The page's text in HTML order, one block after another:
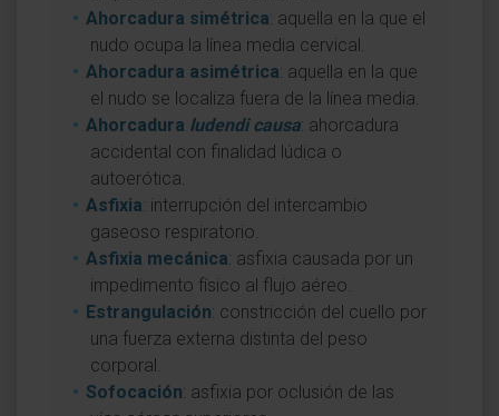
Ahorcadura simétrica: aquella en la que el
nudo ocupa la línea media cervical.
Ahorcadura asimétrica: aquella en la que
el nudo se localiza fuera de la línea media.
Ahorcadura ludendi causa: ahorcadura
accidental con finalidad lúdica o
autoerótica.
Asfixia: interrupción del intercambio
gaseoso respiratorio.
Asfixia mecánica: asfixia causada por un
impedimento físico al flujo aéreo.
Estrangulación: constricción del cuello por
una fuerza externa distinta del peso
corporal.
Sofocación: asfixia por oclusión de las